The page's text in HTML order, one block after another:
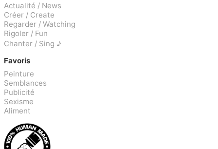
Actualité / News
Créer / Create
Regarder / Watching
Rigoler / Fun
Chanter / Sing ♪
Favoris
Peinture
Semblances
Publicité
Sexisme
Aliment